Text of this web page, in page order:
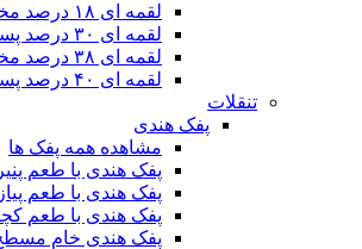
لقمه ای ۱۸ درصد مخلوط پسته و بادام
لقمه ای ۳۰ درصد پسته
لقمه ای ۳۸ درصد مخلوط پسته و بادام
لقمه ای ۴۰ درصد پسته
تنقلات
پفک هندی
مشاهده همه پفک ها
پفک هندی با طعم
پفک هندی با طعم
پفک هندی با طعم
پفک هندی خام